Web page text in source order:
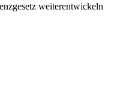
weiterentwickeln